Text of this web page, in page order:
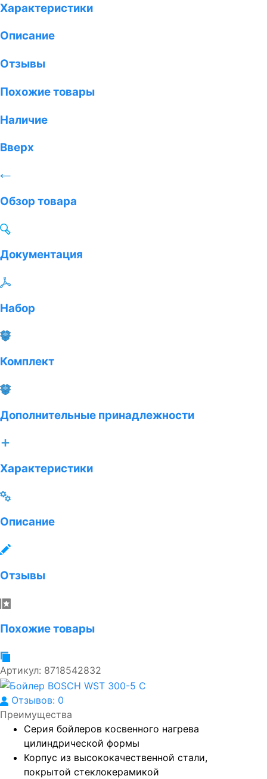
Характеристики
Описание
Отзывы
Похожие товары
Наличие
Вверх
Обзор товара
Документация
Набор
Комплект
Дополнительные принадлежности
Характеристики
Описание
Отзывы
Похожие товары
Артикул: 8718542832
Отзывов: 0
Преимущества
Серия бойлеров косвенного нагрева
цилиндрической формы
Корпус из высококачественной стали,
покрытой стеклокерамикой